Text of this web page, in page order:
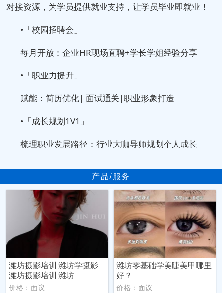
对接资源，为学员提供就业支持，让学员毕业即就业！
•「校园招聘会」
每月开放：企业HR现场直聘+学长学姐经验分享
•「职业力提升」
赋能：简历优化| 面试通关|职业形象打造
•「成长规划1V1」
梳理职业发展路径：行业大咖导师规划个人成长
产品/服务
潍坊摄影培训 潍坊学摄影
潍坊摄影培训 潍坊
价格：面议
潍坊零基础学美睫美甲哪里
好？
价格：面议